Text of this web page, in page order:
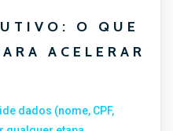
O QUE
ACELERAR
dados (nome, CPF,